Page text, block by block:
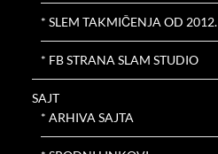
* SLEM TAKMIČENJA OD 2012.
* FB STRANA SLAM STUDIO
SAJT
* ARHIVA SAJTA